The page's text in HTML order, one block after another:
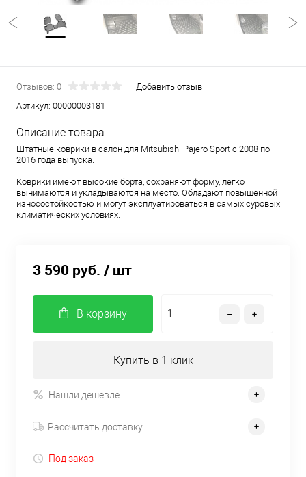
Отзывов: 0
Добавить отзыв
Артикул: 00000003181
Описание товара:
Штатные коврики в салон для Mitsubishi Pajero Sport с 2008 по
2016 года выпуска.
Коврики имеют высокие борта, сохраняют форму, легко
вынимаются и укладываются на место. Обладают повышенной
износостойкостью и могут эксплуатироваться в самых суровых
климатических условиях.
3 590 руб. / шт
В корзину
Купить в 1 клик
Нашли дешевле
Рассчитать доставку
Под заказ